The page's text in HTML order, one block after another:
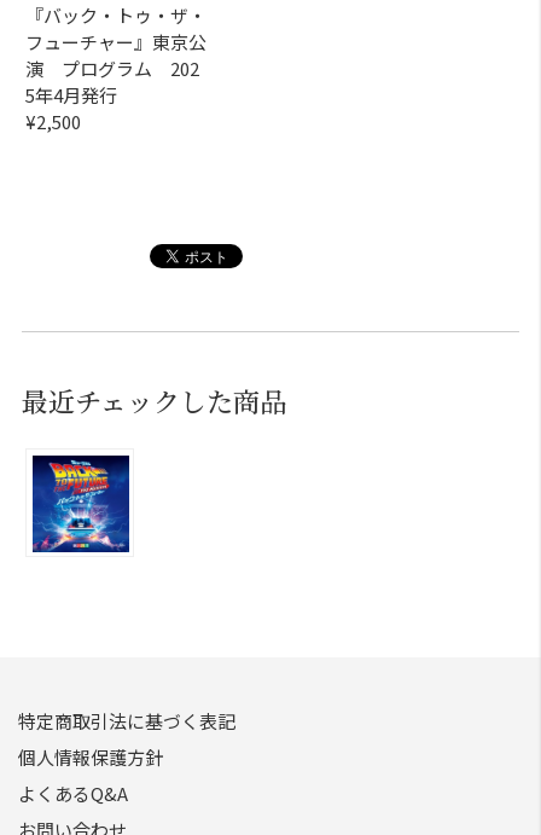
『バック・トゥ・ザ・
フューチャー』東京公
演 プログラム 202
5年4月発行
¥2,500
最近チェックした商品
特定商取引法に基づく表記
個人情報保護方針
よくあるQ&A
お問い合わせ